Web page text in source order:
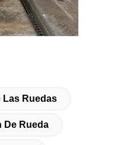
Las Ruedas
De Rueda